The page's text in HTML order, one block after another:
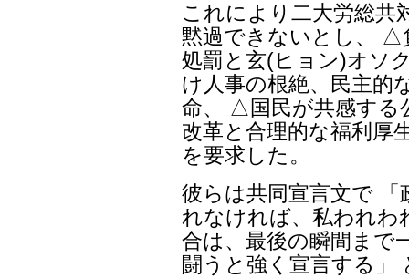
これにより二大労総共
黙過できないとし、 △
処罰と玄(ヒョン)オソ
け人事の根絶、民主的
命、 △国民が共感する
改革と合理的な福利厚
を要求した。
彼らは共同宣言文で
れなければ、私われわ
合は、最後の瞬間まで
闘うと強く宣言する」